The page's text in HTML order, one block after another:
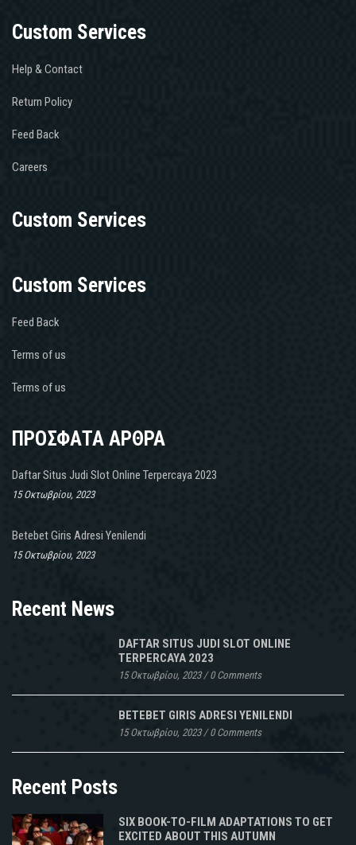
Custom Services
Help & Contact
Return Policy
Feed Back
Careers
Custom Services
Custom Services
Feed Back
Terms of us
Terms of us
ΠΡΟΣΦΑΤΑ ΑΡΘΡΑ
Daftar Situs Judi Slot Online Terpercaya 2023
15 Οκτωβρίου, 2023
Betebet Giris Adresi Yenilendi
15 Οκτωβρίου, 2023
Recent News
DAFTAR SITUS JUDI SLOT ONLINE
TERPERCAYA 2023
15 Οκτωβρίου, 2023/0 Comments
BETEBET GIRIS ADRESI YENILENDI
15 Οκτωβρίου, 2023/0 Comments
Recent Posts
SIX BOOK-TO-FILM ADAPTATIONS TO GET
EXCITED ABOUT THIS AUTUMN